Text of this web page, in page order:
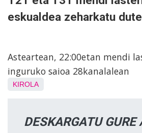
eskualdea zeharkatu dute
Asteartean, 22:00etan mendi
inguruko saioa 28kanalalean
KIROLA
DESKARGATU GURE